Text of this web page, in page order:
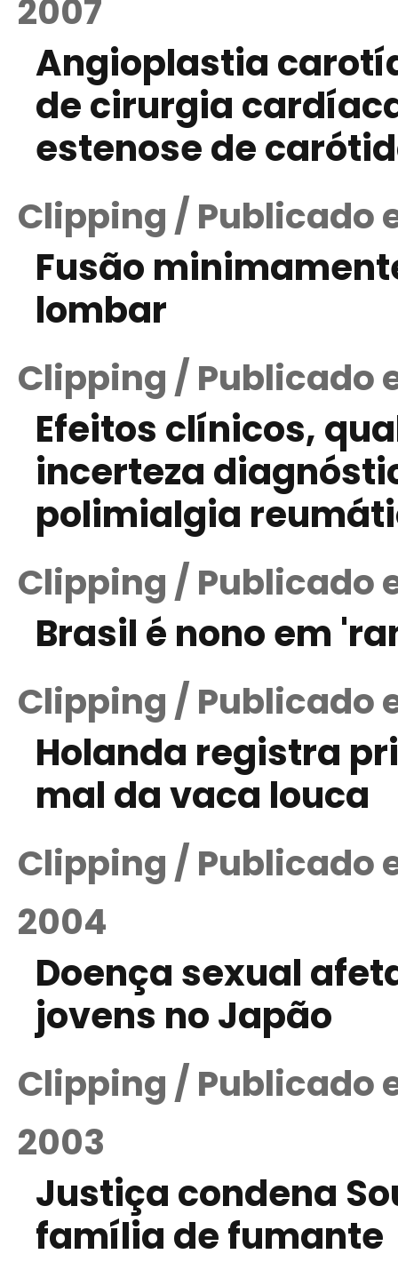
2007
Angioplastia
de cirurgia
estenose de
Clipping / Publicado
Fusão
lombar
Clipping / Publicado
Efeitos clínicos,
incerteza
polimialgia
Clipping / Publicado
Brasil é nono em
Clipping / Publicado
Holanda registra
mal da vaca louca
Clipping / Publicado
2004
Doença sexual
jovens no Japão
Clipping / Publicado
2003
Justiça condena
família de fumante